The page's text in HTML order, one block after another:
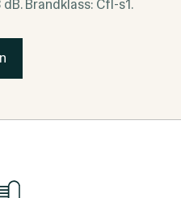
Brandklass: Cfl-s1.